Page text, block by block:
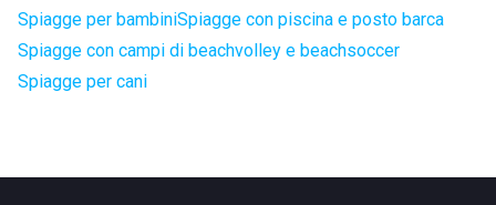
Spiagge per bambiniSpiagge con piscina e posto barca
Spiagge con campi di beachvolley e beachsoccer
Spiagge per cani